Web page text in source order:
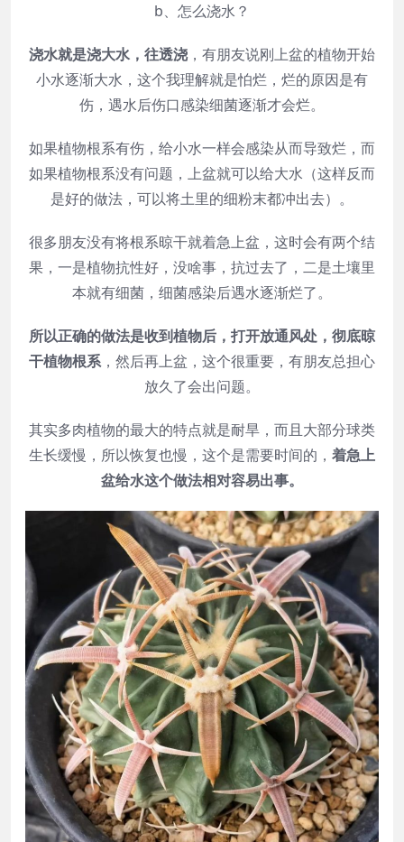
b、怎么浇水？
浇水就是浇大水，往透浇，有朋友说刚上盆的植物开始
小水逐渐大水，这个我理解就是怕烂，烂的原因是有
伤，遇水后伤口感染细菌逐渐才会烂。
如果植物根系有伤，给小水一样会感染从而导致烂，而
如果植物根系没有问题，上盆就可以给大水（这样反而
是好的做法，可以将土里的细粉末都冲出去）。
很多朋友没有将根系晾干就着急上盆，这时会有两个结
果，一是植物抗性好，没啥事，抗过去了，二是土壤里
本就有细菌，细菌感染后遇水逐渐烂了。
所以正确的做法是收到植物后，打开放通风处，彻底晾
干植物根系，然后再上盆，这个很重要，有朋友总担心
放久了会出问题。
其实多肉植物的最大的特点就是耐旱，而且大部分球类
生长缓慢，所以恢复也慢，这个是需要时间的， 着急上
盆给水这个做法相对容易出事。